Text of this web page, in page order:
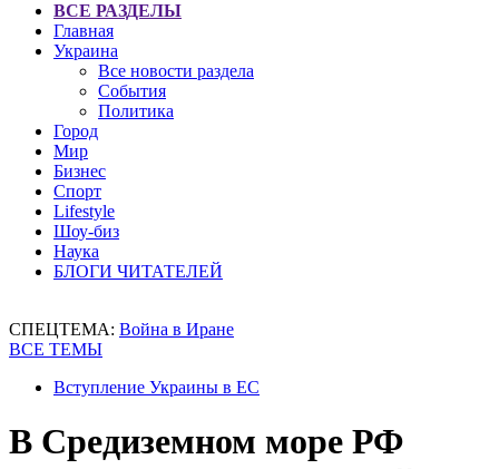
ВСЕ РАЗДЕЛЫ
Главная
Украина
Все новости раздела
События
Политика
Город
Мир
Бизнес
Спорт
Lifestyle
Шоу-биз
Наука
БЛОГИ ЧИТАТЕЛЕЙ
СПЕЦТЕМА: Война в Иране
ВСЕ ТЕМЫ
Вступление Украины в ЕС
В Средиземном море РФ